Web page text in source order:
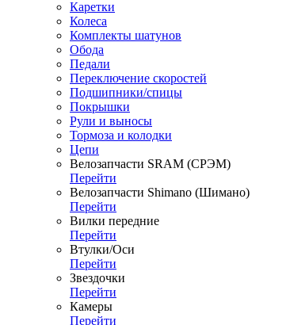
Каретки
Колеса
Комплекты шатунов
Обода
Педали
Переключение скоростей
Подшипники/спицы
Покрышки
Рули и выносы
Тормоза и колодки
Цепи
Велозапчасти SRAM (СРЭМ)
Перейти
Велозапчасти Shimano (Шимано)
Перейти
Вилки передние
Перейти
Втулки/Оси
Перейти
Звездочки
Перейти
Камеры
Перейти